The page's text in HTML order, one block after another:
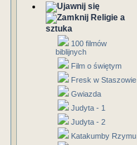
Religie a
sztuka
100 filmów
biblijnych
Film o świętym
Fresk w Staszowie
Gwiazda
Judyta - 1
Judyta - 2
Katakumby Rzymu